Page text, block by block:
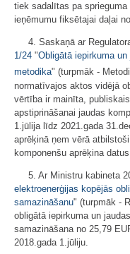
tiek sadalītas pa sprieguma
ieņēmumu fiksētajai daļai
4. Saskaņā ar
1/24 "Obligātā iepirkuma
metodika" (turpmāk -
normatīvajos aktos vidējā
vērtība ir mainīta,
apstiprināšanai jaudas
1.jūlija līdz 2021.gada
aprēķinā ņem vērā
komponenšu aprēķina datus.
5. Ar Ministru kabineta
elektroenerģijas kopējās
samazināšanu" (turpmāk -
obligātā iepirkuma un
samazināšana no 25,79
2018.gada 1.jūliju.